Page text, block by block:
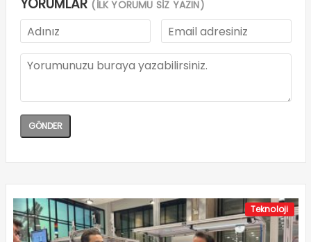
YORUMLAR (İLK YORUMU SİZ YAZIN)
Teknoloji